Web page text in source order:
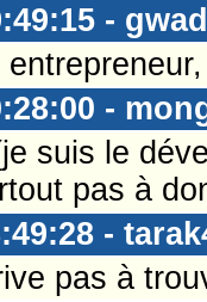
-
-
suis le
pas à
-
pas à